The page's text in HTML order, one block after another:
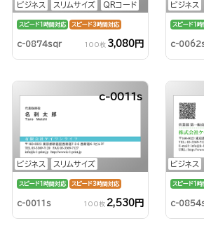
ビジネス スリムサイズ QRコード
スピード1時間対応 スピード3時間対応
c-0874sqr 100枚 3,080円
ビジネス
スピード1
c-
ビジネス スリムサイズ
c-0011s
スピード1時間対応 スピード3時間対応
c-0011s 100枚 2,530円
ビジネス
スピード1
c-